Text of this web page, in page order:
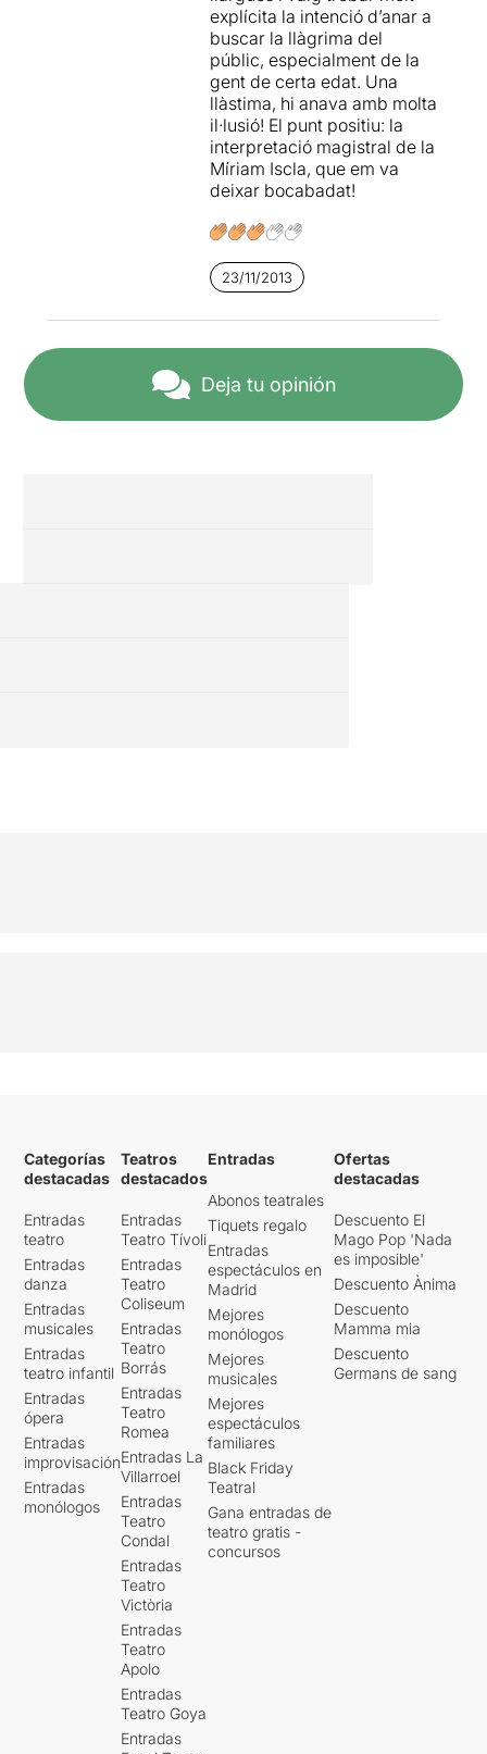
explícita la intenció d’anar a
buscar la llàgrima del
públic, especialment de la
gent de certa edat. Una
llàstima, hi anava amb molta
il·lusió! El punt positiu: la
interpretació magistral de la
Míriam Iscla, que em va
deixar bocabadat!
23/11/2013
Deja tu opinión
Categorías
destacadas
Entradas
teatro
Entradas
danza
Entradas
musicales
Entradas
teatro infantil
Entradas
ópera
Entradas
improvisación
Entradas
monólogos
Teatros
destacados
Entradas
Teatro Tívoli
Entradas
Teatro
Coliseum
Entradas
Teatro
Borrás
Entradas
Teatro
Romea
Entradas La
Villarroel
Entradas
Teatro
Condal
Entradas
Teatro
Victòria
Entradas
Teatro
Apolo
Entradas
Teatro Goya
Entradas
Entradas
Abonos teatrales
Tiquets regalo
Entradas
espectáculos en
Madrid
Mejores
monólogos
Mejores
musicales
Mejores
espectáculos
familiares
Black Friday
Teatral
Gana entradas de
teatro gratis -
concursos
Ofertas
destacadas
Descuento El
Mago Pop 'Nada
es imposible'
Descuento Ànima
Descuento
Mamma mia
Descuento
Germans de sang